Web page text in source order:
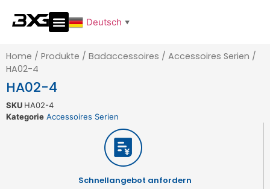
Deutsch ▼
Home / Produkte / Badaccessoires / Accessoires Serien /
HA02-4
HA02-4
SKU HA02-4
Kategorie Accessoires Serien
Schnellangebot anfordern